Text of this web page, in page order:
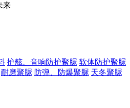
来
护舷、音响防护聚脲 软体防护聚脲
耐磨聚脲 防弹、防爆聚脲 天冬聚脲